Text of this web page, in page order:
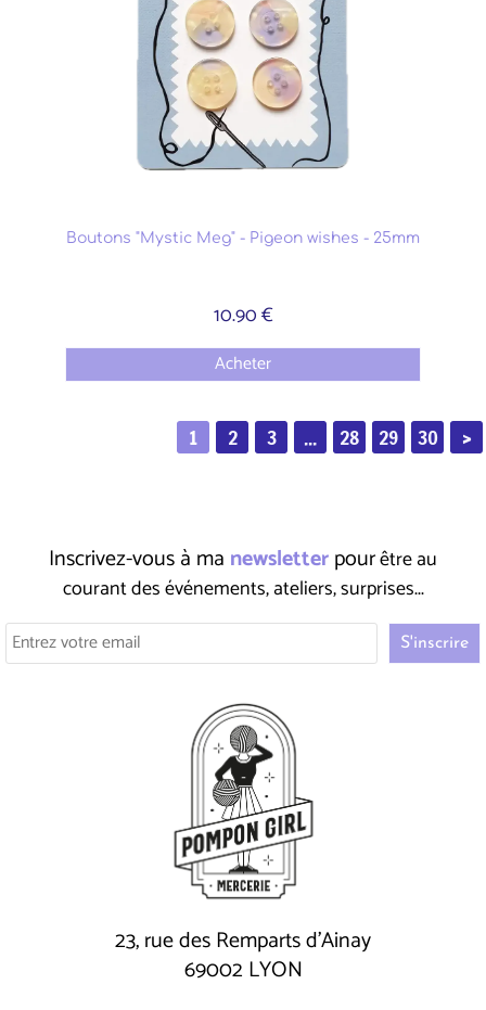
Boutons "Mystic Meg" - Pigeon wishes - 25mm
10.90 €
Acheter
1 2 3 ... 28 29 30 >
Inscrivez-vous à ma newsletterpourêtre au
courant des événements, ateliers, surprises...
23, rue des Remparts d'Ainay
69002 LYON